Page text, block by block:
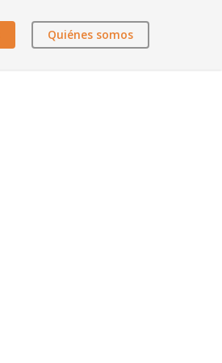
Quiénes somos